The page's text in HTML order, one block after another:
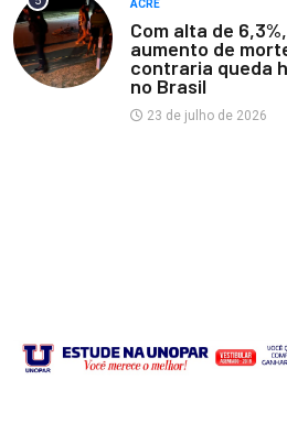
ACRE
Com alta de
aumento de
contraria queda
no Brasil
23 de julho de 2026